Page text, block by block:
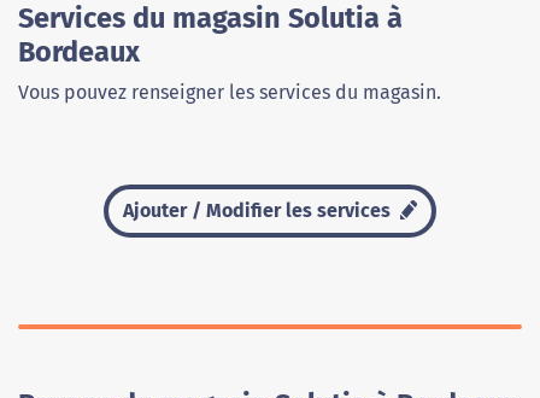
Services du magasin Solutia à
Bordeaux
Vous pouvez renseigner les services du magasin.
Ajouter / Modifier les services